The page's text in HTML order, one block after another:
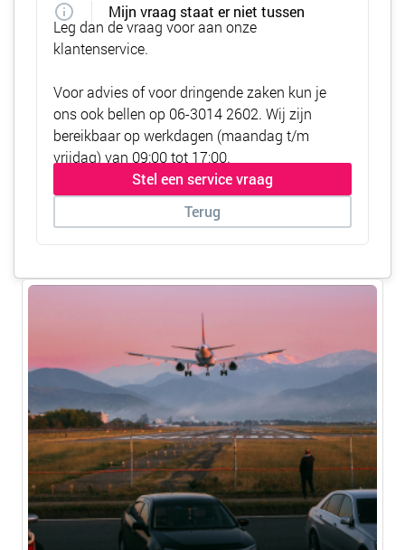
Mijn vraag staat er niet tussen
Leg dan de vraag voor aan onze
klantenservice.
Voor advies of voor dringende zaken kun je
ons ook bellen op 06-3014 2602. Wij zijn
bereikbaar op werkdagen (maandag t/m
vrijdag) van 09:00 tot 17:00.
Stel een service vraag
Terug